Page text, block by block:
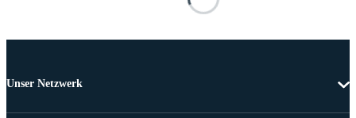
Unser Netzwerk